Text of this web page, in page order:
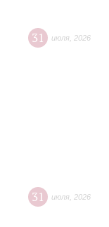
31 июля 2026
31 июля 2026